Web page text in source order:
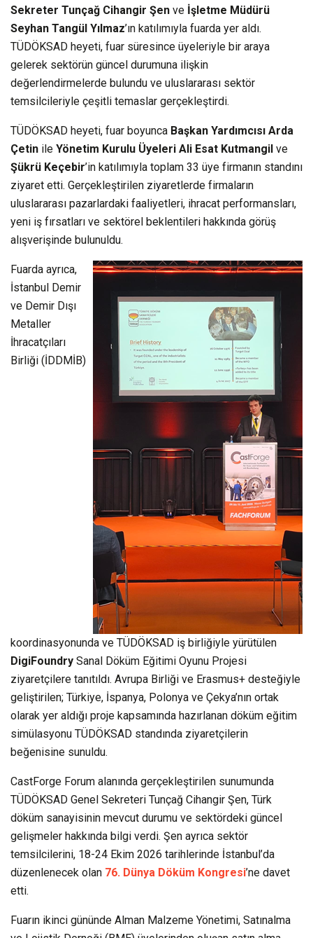
Sekreter Tunçağ Cihangir Şen ve İşletme Müdürü
Seyhan Tangül Yılmaz’ın katılımıyla fuarda yer aldı.
TÜDÖKSAD heyeti, fuar süresince üyeleriyle bir araya
gelerek sektörün güncel durumuna ilişkin
değerlendirmelerde bulundu ve uluslararası sektör
temsilcileriyle çeşitli temaslar gerçekleştirdi.
TÜDÖKSAD heyeti, fuar boyunca Başkan Yardımcısı Arda
Çetin ile Yönetim Kurulu Üyeleri Ali Esat Kutmangil ve
Şükrü Keçebir’in katılımıyla toplam 33 üye firmanın standını
ziyaret etti. Gerçekleştirilen ziyaretlerde firmaların
uluslararası pazarlardaki faaliyetleri, ihracat performansları,
yeni iş fırsatları ve sektörel beklentileri hakkında görüş
alışverişinde bulunuldu.
Fuarda ayrıca,
İstanbul Demir
ve Demir Dışı
Metaller
İhracatçıları
Birliği (İDDMİB)
koordinasyonunda ve TÜDÖKSAD iş birliğiyle yürütülen
DigiFoundry Sanal Döküm Eğitimi Oyunu Projesi
ziyaretçilere tanıtıldı. Avrupa Birliği ve Erasmus+ desteğiyle
geliştirilen; Türkiye, İspanya, Polonya ve Çekya’nın ortak
olarak yer aldığı proje kapsamında hazırlanan döküm eğitim
simülasyonu TÜDÖKSAD standında ziyaretçilerin
beğenisine sunuldu.
CastForge Forum alanında gerçekleştirilen sunumunda
TÜDÖKSAD Genel Sekreteri Tunçağ Cihangir Şen, Türk
döküm sanayisinin mevcut durumu ve sektördeki güncel
gelişmeler hakkında bilgi verdi. Şen ayrıca sektör
temsilcilerini, 18-24 Ekim 2026 tarihlerinde İstanbul’da
düzenlenecek olan 76. Dünya Döküm Kongresi’ne davet
etti.
Fuarın ikinci gününde Alman Malzeme Yönetimi, Satınalma